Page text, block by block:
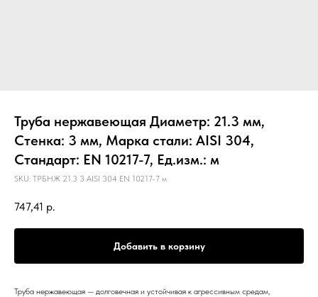
Труба нержавеющая Диаметр: 21.3 мм,
Стенка: 3 мм, Марка стали: AISI 304,
Стандарт: EN 10217-7, Ед.изм.: м
SKU: ТРБНЖ 21.3 3 AISI 304 EN 10217-7 м
747,41 р.
Добавить в корзину
Труба нержавеющая — долговечная и устойчивая к агрессивным средам,